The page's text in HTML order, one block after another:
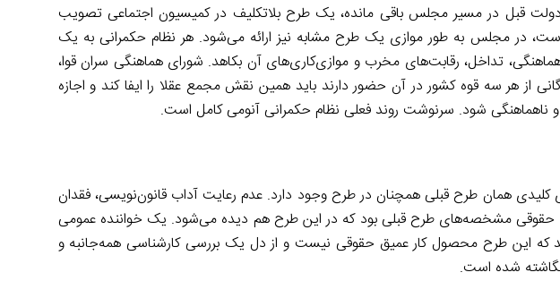
قبل در مسیر مجلس باقی مانده، یک طرح بلاتکلیف در کمیسیون اجتماعی تصویب
در مجلس به طور موازی یک طرح مشابه نیز ارائه می‌شود. هر نظام حکمرانی به یک
تداخل، رقابت‌های مخرب و موازی‌کاری‌های آن بکاهد. شورای هماهنگی سران قوا،
هر سه قوه کشور در آن حضور دارند باید همین نقش مجمع عقلا را ایفا کند و اجازه
و ناهماهنگی شود. سرنوشت روند فعلی نظام حکمرانی آنومی کامل است.
کلیدی همان طرح قبلی همچنان در طرح وجود دارد. عدم رعایت آداب قانون‌نویسی، فقدان
مشخصه‌های طرح قبلی بود که در این طرح هم دیده می‌شود. یک خواننده عمومی
که این طرح محصول کار عمیق حقوقی نیست و از دل یک بررسی کارشناسی همه‌جانبه و
شده است.